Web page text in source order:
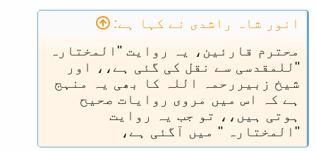
انور شاہ راشدی نے کہا ہے:
محترم قارئین، یہ روایت "المختارہ
"للمقدسی سے نقل کی گئی ہے،، اور
شیخ زبیررحمہ اللہ کا بھی یہ منہج
ہے کہ اس میں مروی روایات صحیح
ہوتی ہیں،، تو جب یہ روایت
"المختارہ " میں آگئی ہے،